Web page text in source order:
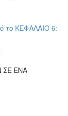
το ΚΕΦΑΛΑΙΟ 6:
ΣΕ ΕΝΑ